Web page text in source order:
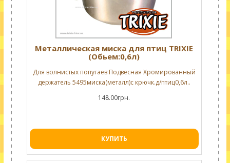
Металлическая миска для птиц TRIXIE
(Обьем:0,6л)
Для волнистых попугаев Подвесная Хромированный
держатель 5495миска(металл)с крючк.д/птиц0,6л..
148.00грн.
КУПИТЬ